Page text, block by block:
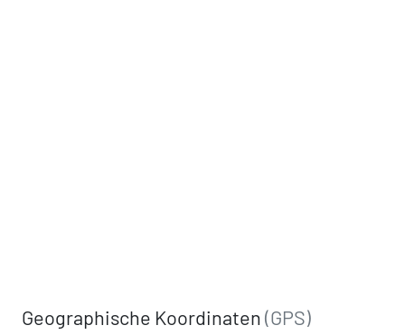
Geographische Koordinaten(GPS)